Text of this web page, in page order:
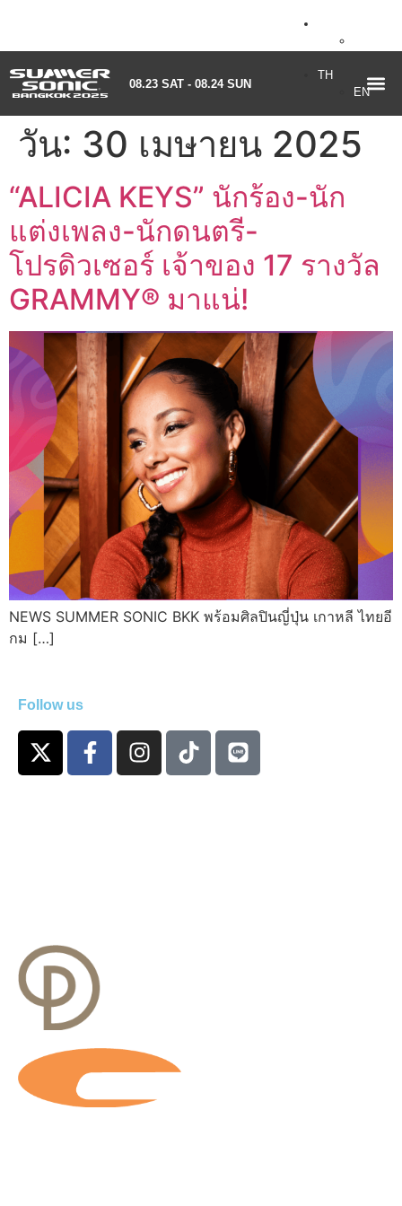
08.23 SAT - 08.24 SUN
TH
EN
วัน: 30 เมษายน 2025
“ALICIA KEYS” นักร้อง-นัก
แต่งเพลง-นักดนตรี-
โปรดิวเซอร์ เจ้าของ 17 รางวัล
GRAMMY® มาแน่!
NEWS SUMMER SONIC BKK พร้อมศิลปินญี่ปุ่น เกาหลี ไทยอี
กม […]
Follow us